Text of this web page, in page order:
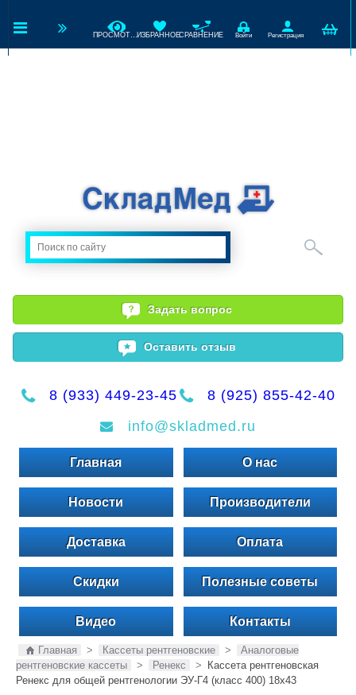
ПРОСМОТРЕННЫЕ ИЗБРАННОЕСРАВНЕНИЕ Войти Регистрация
Задать вопрос
Оставить отзыв
8 (933) 449-23-45
8 (925) 855-42-40
info@skladmed.ru
Главная О нас
Новости Производители
Доставка Оплата
Скидки Полезные советы
Видео Контакты
Главная > Кассеты рентгеновские >
Аналоговые
рентгеновские кассеты
> Ренекс > Кассета рентгеновская
Ренекс для общей рентгенологии ЭУ-Г4 (класс 400) 18х43